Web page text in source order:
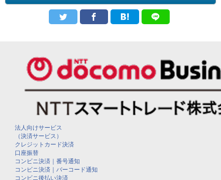
法人向けサービス
（決済サービス）
クレジットカード決済
口座振替
コンビニ決済｜番号通知
コンビニ決済｜バーコード通知
コンビニ後払い決済